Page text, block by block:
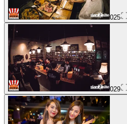
025
029